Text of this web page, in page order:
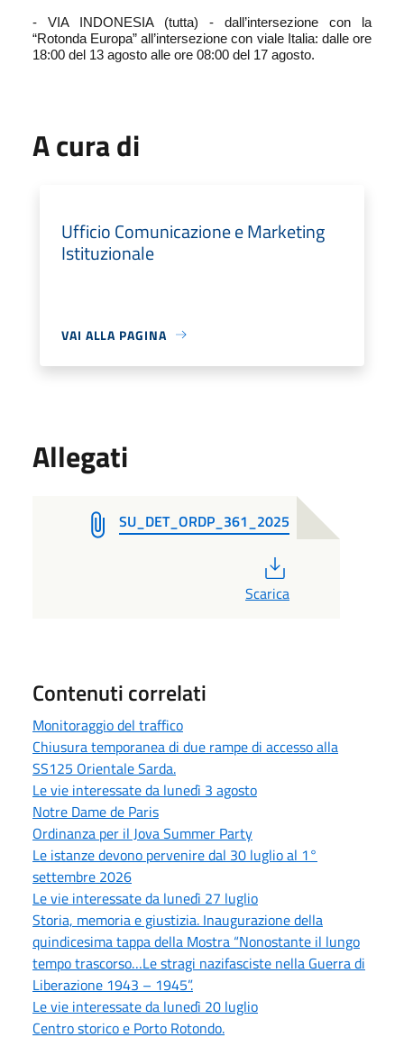
- VIA INDONESIA (tutta) - dall’intersezione con la
“Rotonda Europa” all’intersezione con viale Italia: dalle ore
18:00 del 13 agosto alle ore 08:00 del 17 agosto.
A cura di
Ufficio Comunicazione e Marketing
Istituzionale
VAI ALLA PAGINA
Allegati
SU_DET_ORDP_361_2025
Scarica
Contenuti correlati
Monitoraggio del traffico
Chiusura temporanea di due rampe di accesso alla
SS125 Orientale Sarda.
Le vie interessate da lunedì 3 agosto
Notre Dame de Paris
Ordinanza per il Jova Summer Party
Le istanze devono pervenire dal 30 luglio al 1°
settembre 2026
Le vie interessate da lunedì 27 luglio
Storia, memoria e giustizia. Inaugurazione della
quindicesima tappa della Mostra “Nonostante il lungo
tempo trascorso…Le stragi nazifasciste nella Guerra di
Liberazione 1943 – 1945”.
Le vie interessate da lunedì 20 luglio
Centro storico e Porto Rotondo.